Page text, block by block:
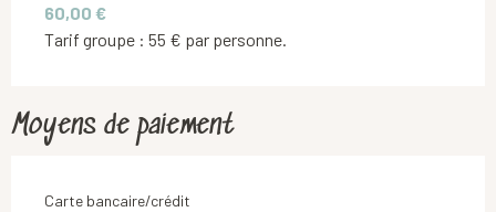
60,00 €
Tarif groupe : 55 € par personne.
Moyens de paiement
Carte bancaire/crédit